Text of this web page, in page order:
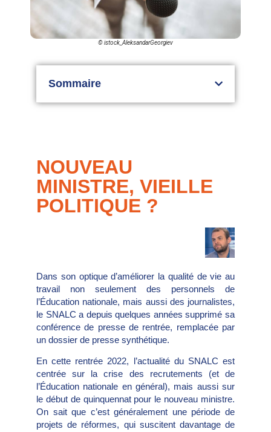
© istock_AleksandarGeorgiev
Sommaire
NOUVEAU
MINISTRE, VIEILLE
POLITIQUE ?
Dans son optique d’améliorer la qualité de vie au
travail non seulement des personnels de
l’Éducation nationale, mais aussi des journalistes,
le SNALC a depuis quelques années supprimé sa
conférence de presse de rentrée, remplacée par
un dossier de presse synthétique.
En cette rentrée 2022, l’actualité du SNALC est
centrée sur la crise des recrutements (et de
l’Éducation nationale en général), mais aussi sur
le début de quinquennat pour le nouveau ministre.
On sait que c’est généralement une période de
projets de réformes, qui suscitent davantage de